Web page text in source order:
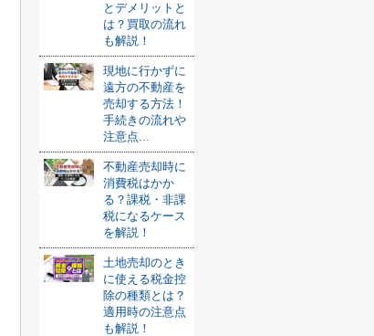
とデメリットと
は？買取の流れ
も解説！
現地に行かずに
遠方の不動産を
売却する方法！
手続きの流れや
注意点...
不動産売却時に
消費税はかか
る？課税・非課
税になるケース
を解説！
土地売却のとき
に使える税金控
除の種類とは？
適用時の注意点
も解説！